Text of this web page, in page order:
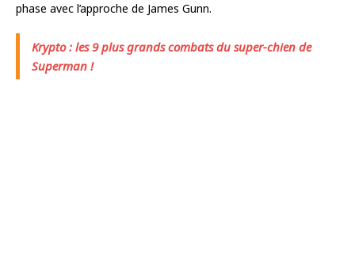
phase avec l’approche de James Gunn.
Krypto : les 9 plus grands combats du super-chien de
Superman !